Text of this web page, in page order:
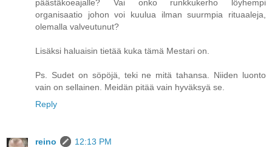
päästäkoeajalle? Vai onko runkkukerho löyhempi
organisaatio johon voi kuulua ilman suurmpia rituaaleja,
olemalla valveutunut?
Lisäksi haluaisin tietää kuka tämä Mestari on.
Ps. Sudet on söpöjä, teki ne mitä tahansa. Niiden luonto
vain on sellainen. Meidän pitää vain hyväksyä se.
Reply
reino
12:13 PM